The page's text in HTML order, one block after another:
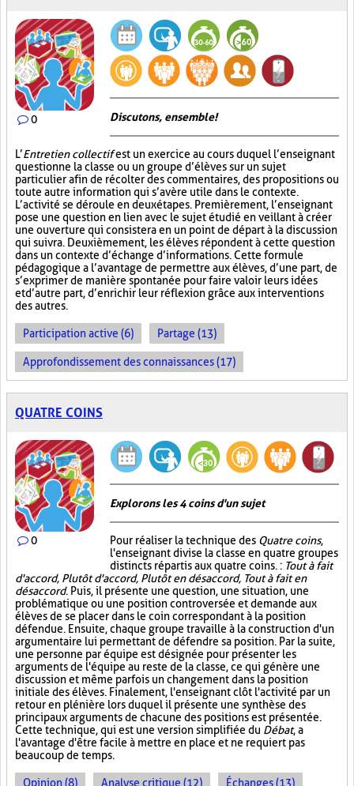
0 Discutons, ensemble!
L’Entretien collectifest un exercice au cours duquel l’enseignant
questionne la classe ou un groupe d’élèves sur un sujet
particulier afin de récolter des commentaires, des propositions ou
toute autre information qui s’avère utile dans le contexte.
L’activité se déroule en deux étapes. Premièrement, l’enseignant
pose une question en lien avec le sujet étudié en veillant à créer
une ouverture qui consistera en un point de départ à la discussion
qui suivra. Deuxièmement, les élèves répondent à cette question
dans un contexte d’échange d’informations. Cette formule
pédagogique a l’avantage de permettre aux élèves, d’une part, de
s’exprimer de manière spontanée pour faire valoir leurs idées
et d’autre part, d’enrichir leur réflexion grâce aux interventions
des autres.
Participation active (6) Partage (13)
Approfondissement des connaissances (17)
QUATRE COINS
0
Explorons les 4 coins d'un sujet
Pour réaliser la technique des Quatre coins,
l'enseignant divise la classe en quatre groupes
distincts répartis aux quatre coins. : Tout à fait
d'accord, Plutôt d'accord, Plutôt en désaccord, Tout à fait en
désaccord. Puis, il présente une question, une situation, une
problématique ou une position controversée et demande aux
élèves de se placer dans le coin correspondant à la position
défendue. Ensuite, chaque groupe travaille à la construction d'un
argumentaire lui permettant de défendre sa position. Par la suite,
une personne par équipe est désignée pour présenter les
arguments de l'équipe au reste de la classe, ce qui génère une
discussion et même parfois un changement dans la position
initiale des élèves. Finalement, l'enseignant clôt l'activité par un
retour en plénière lors duquel il présente une synthèse des
principaux arguments de chacune des positions est présentée.
Cette technique, qui est une version simplifiée du Débat, a
l'avantage d'être facile à mettre en place et ne requiert pas
beaucoup de temps.
Opinion (8) Analyse critique (12) Échanges (13)